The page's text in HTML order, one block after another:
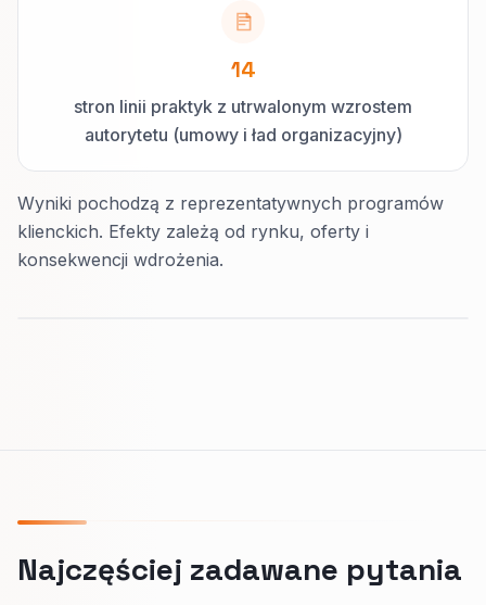
14
stron linii praktyk z utrwalonym wzrostem
autorytetu (umowy i ład organizacyjny)
Wyniki pochodzą z reprezentatywnych programów
klienckich. Efekty zależą od rynku, oferty i
konsekwencji wdrożenia.
Najczęściej zadawane pytania